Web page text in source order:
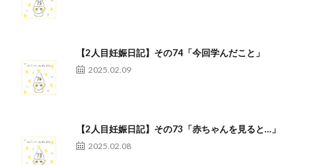
【2人目妊娠日記】その74「今回学んだこと」
2025.02.09
【2人目妊娠日記】その73「赤ちゃんを見ると…」
2025.02.08